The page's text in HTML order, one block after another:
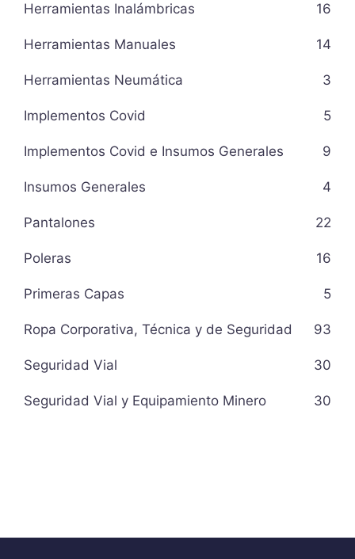
Herramientas Inalámbricas 16
Herramientas Manuales 14
Herramientas Neumática 3
Implementos Covid 5
Implementos Covid e Insumos Generales 9
Insumos Generales 4
Pantalones 22
Poleras 16
Primeras Capas 5
Ropa Corporativa, Técnica y de Seguridad 93
Seguridad Vial 30
Seguridad Vial y Equipamiento Minero 30